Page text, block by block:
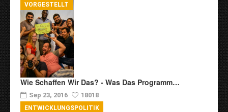
Wie Schaffen Wir Das? - Was Das Programm…
Sep 23, 2016 18018
VORGESTELLT
ENTWICKLUNGSPOLITIK